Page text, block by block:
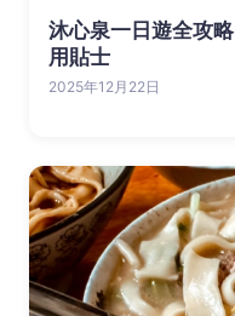
沐心泉一日遊全攻
用貼士
2025年12月22日